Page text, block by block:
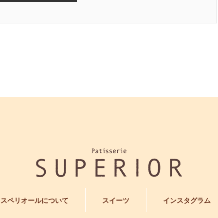
スペリオールについて スイーツ インスタグラム